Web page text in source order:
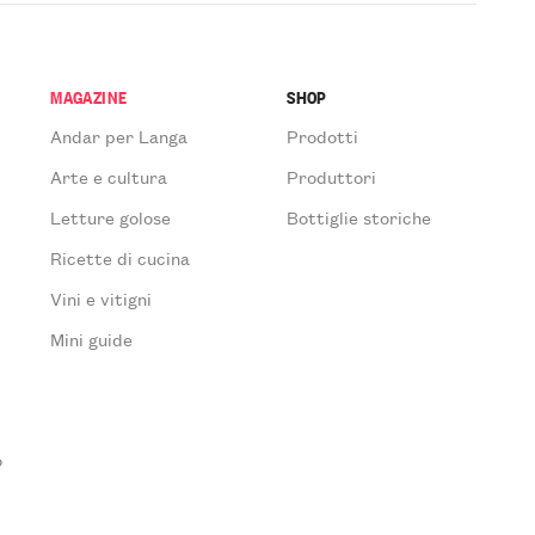
MAGAZINE
Andar per Langa
Arte e cultura
Letture golose
Ricette di cucina
Vini e vitigni
Mini guide
SHOP
Prodotti
Produttori
Bottiglie storiche